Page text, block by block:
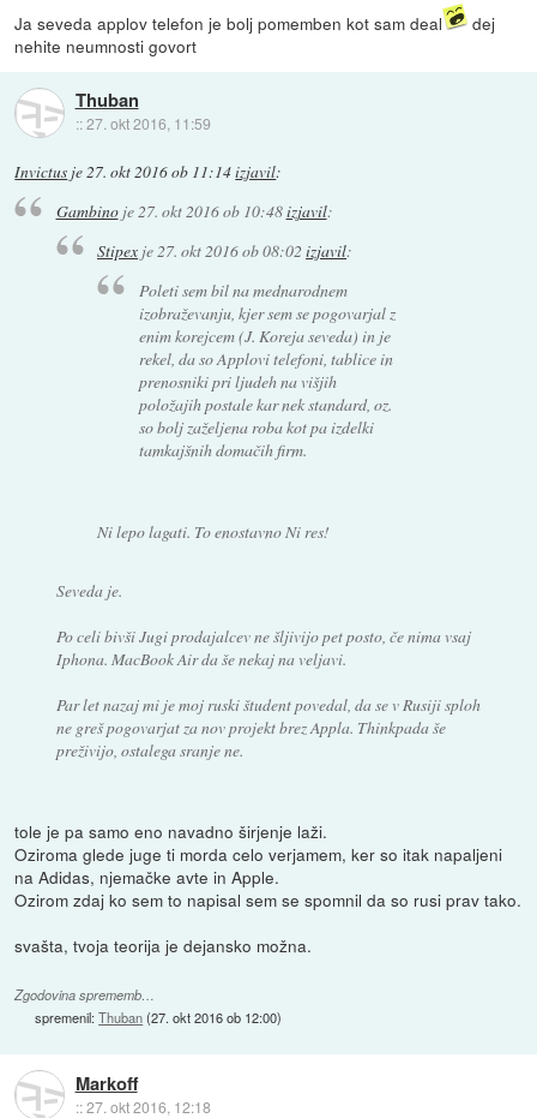
Ja seveda applov telefon je bolj pomemben kot sam deal
dej
nehite neumnosti govort
Thuban
::27. okt 2016, 11:59
Invictus je27. okt 2016 ob 11:14izjavil:
Gambinoje27. okt 2016 ob 10:48izjavil:
Stipex je27. okt 2016 ob 08:02izjavil:
Poleti sem bil na mednarodnem
izobraževanju, kjer sem se pogovarjal z
enim korejcem (J. Koreja seveda) in je
rekel, da so Applovi telefoni, tablice in
prenosniki pri ljudeh na višjih
položajih postale kar nek standard, oz.
so bolj zaželjena roba kot pa izdelki
tamkajšnih domačih firm.
Ni lepo lagati. To enostavno Ni res!
Seveda je.
Po celi bivši Jugi prodajalcev ne šljivijo pet posto, če nima vsaj
Iphona. MacBook Air da še nekaj na veljavi.
Par let nazaj mi je moj ruski študent povedal, da se v Rusiji sploh
ne greš pogovarjat za nov projekt brez Appla. Thinkpada še
preživijo, ostalega sranje ne.
tole je pa samo eno navadno širjenje laži.
Oziroma glede juge ti morda celo verjamem, ker so itak napaljeni
na Adidas, njemačke avte in Apple.
Ozirom zdaj ko sem to napisal sem se spomnil da so rusi prav tako.
svašta, tvoja teorija je dejansko možna.
Zgodovina sprememb…
spremenil:Thuban(27. okt 2016 ob 12:00)
Markoff
::27. okt 2016, 12:18